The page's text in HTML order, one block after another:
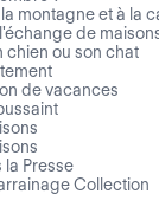
montagne et à la
de
chien ou son chat
de vacances
la Presse
Collection